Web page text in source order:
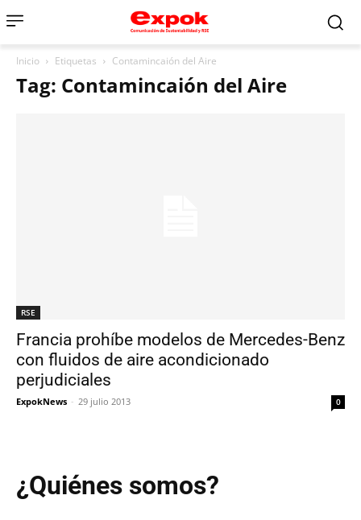
Inicio Etiquetas Contamincaión del Aire
Tag: Contamincaión del Aire
RSE
Francia prohíbe modelos de Mercedes-Benz
con fluidos de aire acondicionado
perjudiciales
ExpokNews - 29 julio 2013 0
¿Quiénes somos?